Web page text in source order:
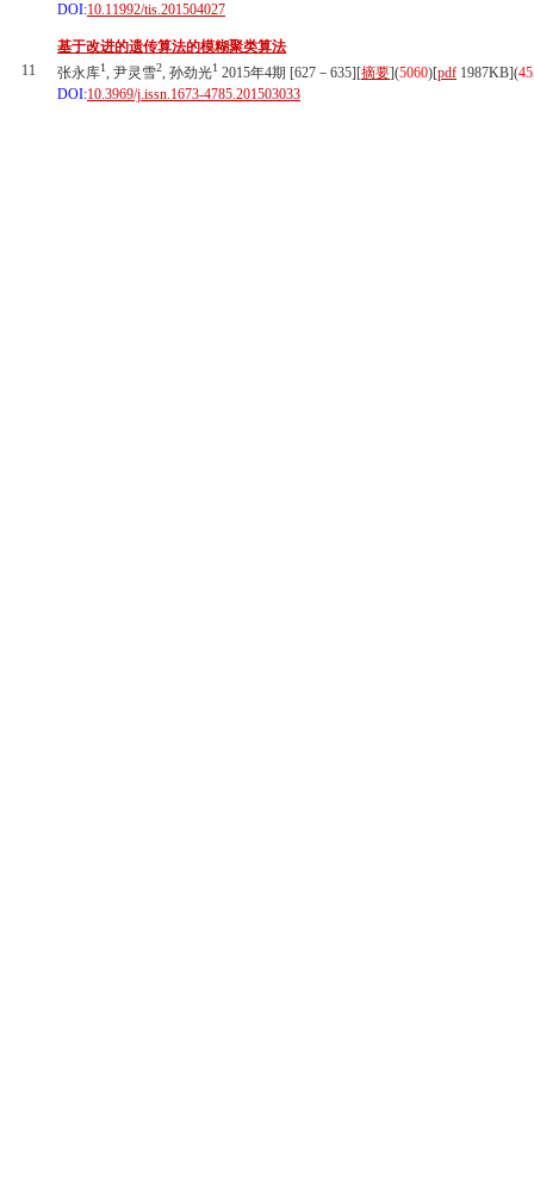
DOI:10.11992/tis.201504027
11
基于改进的遗传算法的模糊聚类算法
张永库1, 尹灵雪2, 孙劲光1 2015年4期 [627－635][摘要](5060)[pdf 1987KB](
DOI:10.3969/j.issn.1673-4785.201503033